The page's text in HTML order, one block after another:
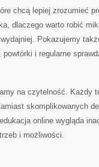
chcą lepiej zrozumieć
dlaczego warto robić
Pokazujemy
i regularne
na czytelność. Każdy
skomplikowanych
online wygląda
i możliwości.